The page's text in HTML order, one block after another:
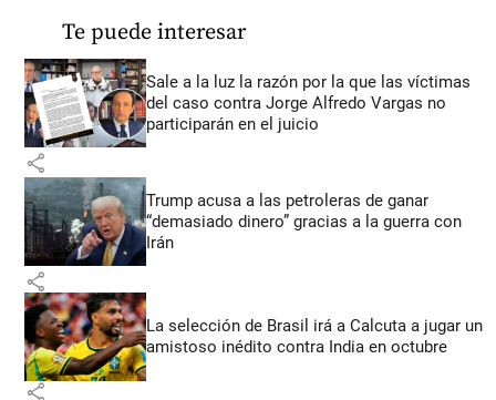
Te puede interesar
Sale a la luz la razón por la que las víctimas
del caso contra Jorge Alfredo Vargas no
participarán en el juicio
share
Trump acusa a las petroleras de ganar
“demasiado dinero” gracias a la guerra con
Irán
share
La selección de Brasil irá a Calcuta a jugar un
amistoso inédito contra India en octubre
share